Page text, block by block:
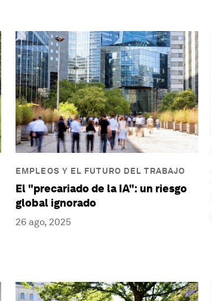
EMPLEOS Y EL FUTURO DEL TRABAJO
El "precariado de la IA": un riesgo
global ignorado
26 ago, 2025